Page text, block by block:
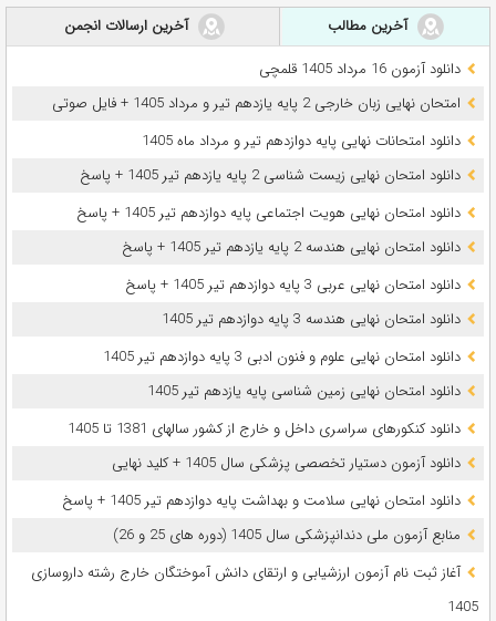
آخرین مطالب
آخرین ارسالات انجمن
دانلود آزمون 16 مرداد 1405 قلمچی
امتحان نهایی زبان خارجی 2 پایه یازدهم تیر و مرداد 1405 + فایل صوتی
دانلود امتحانات نهایی پایه دوازدهم تیر و مرداد ماه 1405
دانلود امتحان نهایی زیست شناسی 2 پایه یازدهم تیر 1405 + پاسخ
دانلود امتحان نهایی هویت اجتماعی پایه دوازدهم تیر 1405 + پاسخ
دانلود امتحان نهایی هندسه 2 پایه یازدهم تیر 1405 + پاسخ
دانلود امتحان نهایی عربی 3 پایه دوازدهم تیر 1405 + پاسخ
دانلود امتحان نهایی هندسه 3 پایه دوازدهم تیر 1405
دانلود امتحان نهایی علوم و فنون ادبی 3 پایه دوازدهم تیر 1405
دانلود امتحان نهایی زمین شناسی پایه یازدهم تیر 1405
دانلود کنکورهای سراسری داخل و خارج از کشور سالهای 1381 تا 1405
دانلود آزمون دستیار تخصصی پزشکی سال 1405 + کلید نهایی
دانلود امتحان نهایی سلامت و بهداشت پایه دوازدهم تیر 1405 + پاسخ
ﻣﻨﺎﺑﻊ آزﻣﻮن ﻣﻠﯽ دندانپزشکی سال 1405 (دوره های 25 و 26)
آغاز ثبت نام آزمون‌ ارزشیابی و ارتقای دانش آموختگان خارج رشته داروسازی
1405